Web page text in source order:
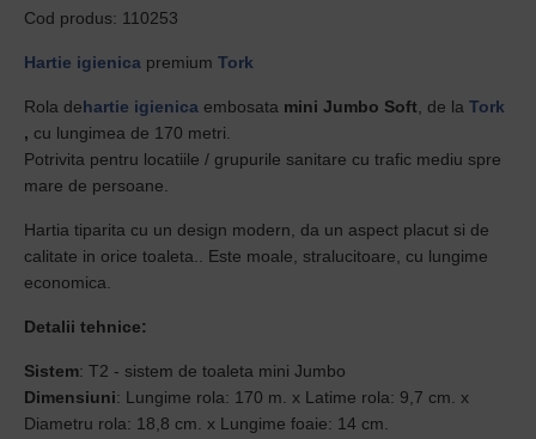
Cod produs: 110253
Hartie igienica premium Tork
Rola dehartie igienica embosata mini Jumbo Soft , de la Tork
, cu lungimea de 170 metri.
Potrivita pentru locatiile / grupurile sanitare cu trafic mediu spre
mare de persoane.
Hartia tiparita cu un design modern, da un aspect placut si de
calitate in orice toaleta.. Este moale, stralucitoare, cu lungime
economica.
Detalii tehnice:
Sistem: T2 - sistem de toaleta mini Jumbo
Dimensiuni: Lungime rola: 170 m. x Latime rola: 9,7 cm. x
Diametru rola: 18,8 cm. x Lungime foaie: 14 cm.